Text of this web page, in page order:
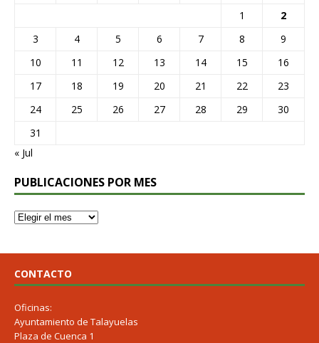
1
2
3
4 5 6 7 8
9
10
11 12 13 14 15
16
17
18 19 20 21 22
23
24
25 26 27 28 29
30
31
« Jul
PUBLICACIONES POR MES
CONTACTO
Oficinas:
Ayuntamiento de Talayuelas
Plaza de Cuenca 1